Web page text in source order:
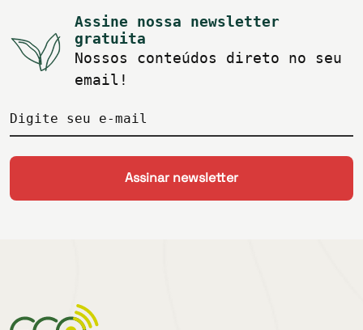
Assine nossa newsletter
gratuita
Nossos conteúdos direto no seu
email!
Digite seu e-mail